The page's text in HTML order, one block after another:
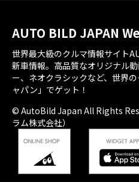
AUTO BILD JAPAN
世界最大級のクルマ情報サイト
新車情報。高品質なオリジナル
ー、ネオクラシックなど、世界
ャパン」でゲット！
© AutoBild Japan All Rights
ラム株式会社）